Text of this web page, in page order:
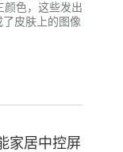
颜色，这些发出
皮肤上的图像
家居中控屏